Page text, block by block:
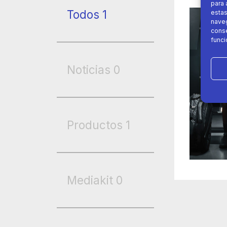
para
Todos 1
Noticias 0
Productos 1
Mediakit 0